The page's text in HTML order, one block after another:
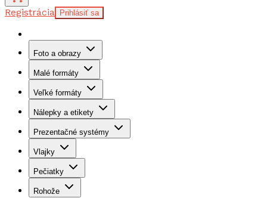
Registrácia Prihlásiť sa
Foto a obrazy
Malé formáty
Veľké formáty
Nálepky a etikety
Prezentačné systémy
Vlajky
Pečiatky
Rohože